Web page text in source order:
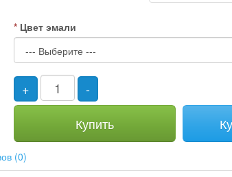
Цвет эмали
+
-
Купить
(0)